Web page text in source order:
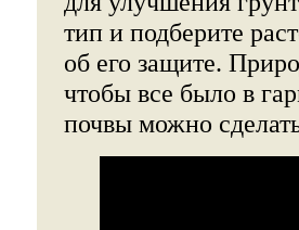
тип и подберите
об его защите.
чтобы все было в
почвы можно